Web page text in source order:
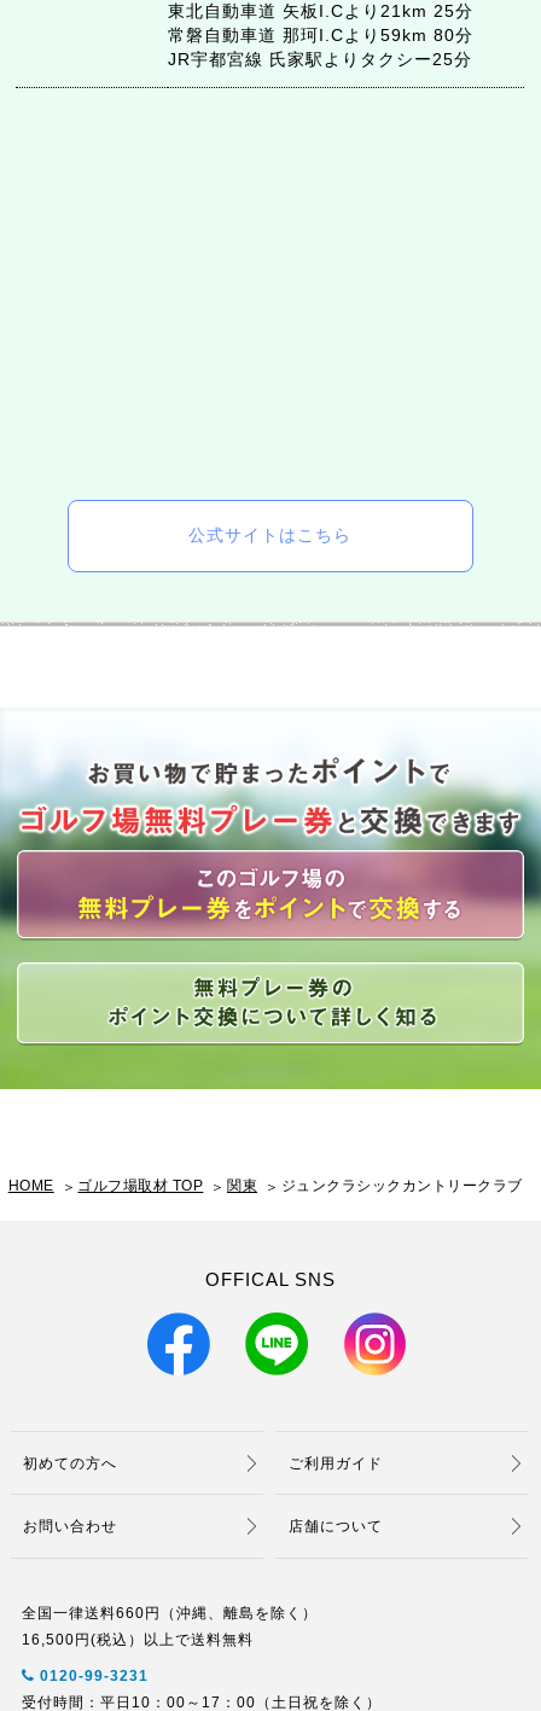
東北自動車道 矢板I.Cより21km 25分
常磐自動車道 那珂I.Cより59km 80分
JR宇都宮線 氏家駅よりタクシー25分
公式サイトはこちら
HOME ゴルフ場取材 TOP 関東 ジュンクラシックカントリークラブ
OFFICAL SNS
初めての方へ ご利用ガイド
お問い合わせ 店舗について
全国一律送料660円（沖縄、離島を除く）
16,500円(税込）以上で送料無料
0120-99-3231
受付時間：平日10：00～17：00（土日祝を除く）